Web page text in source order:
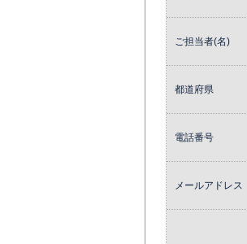
ご担当者(名)
都道府県
電話番号
メールアドレス